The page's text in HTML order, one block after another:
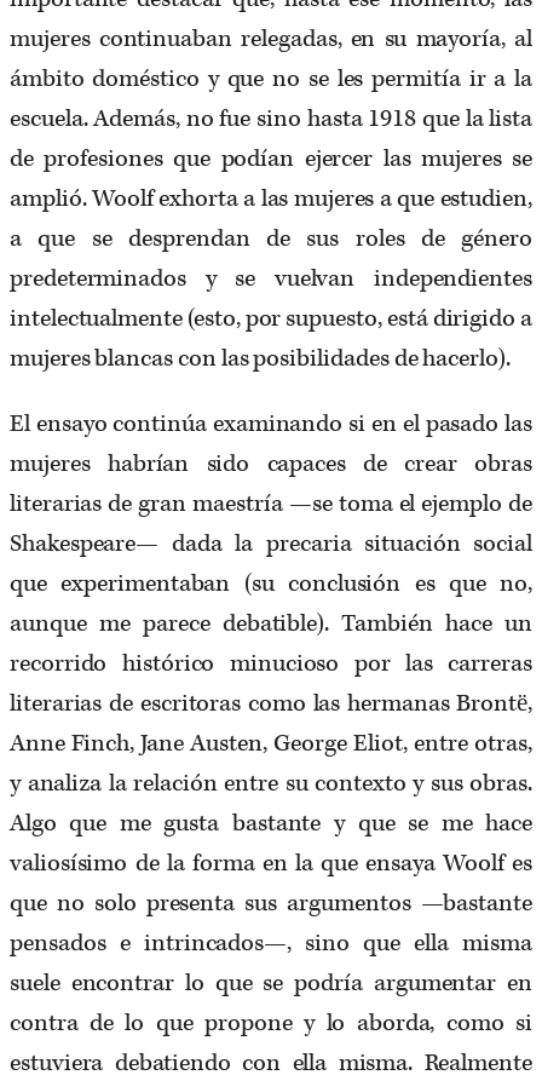
mujeres continuaban relegadas, en su mayoría, al
ámbito doméstico y que no se les permitía ir a la
escuela. Además, no fue sino hasta 1918 que la lista
de profesiones que podían ejercer las mujeres se
amplió. Woolf exhorta a las mujeres a que estudien,
a que se desprendan de sus roles de género
predeterminados y se vuelvan independientes
intelectualmente (esto, por supuesto, está dirigido a
mujeres blancas con las posibilidades de hacerlo).
El ensayo continúa examinando si en el pasado las
mujeres habrían sido capaces de crear obras
literarias de gran maestría —se toma el ejemplo de
Shakespeare— dada la precaria situación social
que experimentaban (su conclusión es que no,
aunque me parece debatible). También hace un
recorrido histórico minucioso por las carreras
literarias de escritoras como las hermanas Brontë,
Anne Finch, Jane Austen, George Eliot, entre otras,
y analiza la relación entre su contexto y sus obras.
Algo que me gusta bastante y que se me hace
valiosísimo de la forma en la que ensaya Woolf es
que no solo presenta sus argumentos —bastante
pensados e intrincados—, sino que ella misma
suele encontrar lo que se podría argumentar en
contra de lo que propone y lo aborda, como si
estuviera debatiendo con ella misma. Realmente